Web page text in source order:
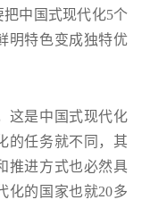
中国式现代化5个
明特色变成独特优
这是中国式现代化
的任务就不同，其
推进方式也必然具
化的国家也就20多